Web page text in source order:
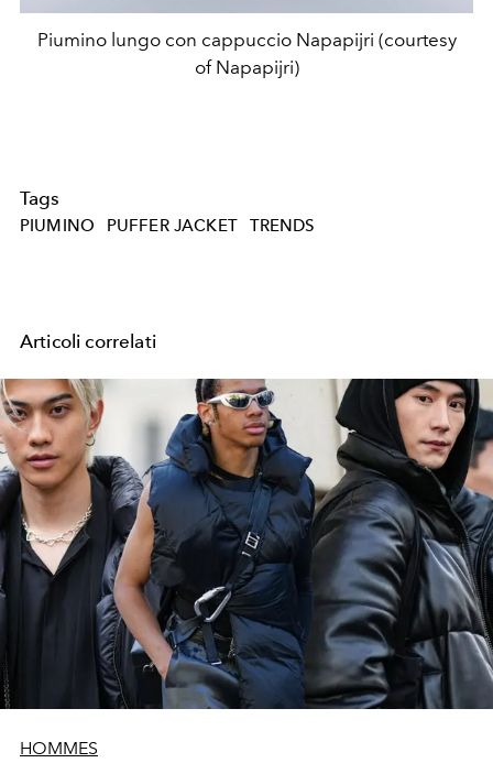
Piumino lungo con cappuccio Napapijri (courtesy
of Napapijri)
Tags
PIUMINO PUFFER JACKET TRENDS
Articoli correlati
HOMMES